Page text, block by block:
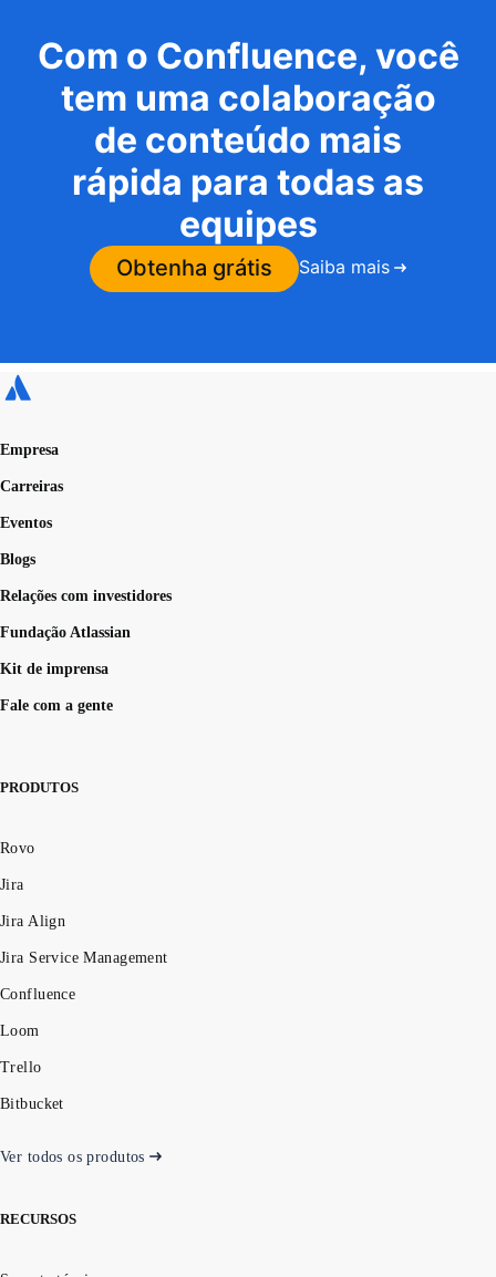
Com o Confluence, você
tem uma colaboração
de conteúdo mais
rápida para todas as
equipes
Obtenha grátis Saiba mais
Empresa
Carreiras
Eventos
Blogs
Relações com investidores
Fundação Atlassian
Kit de imprensa
Fale com a gente
PRODUTOS
Rovo
Jira
Jira Align
Jira Service Management
Confluence
Loom
Trello
Bitbucket
Ver todos os produtos
RECURSOS